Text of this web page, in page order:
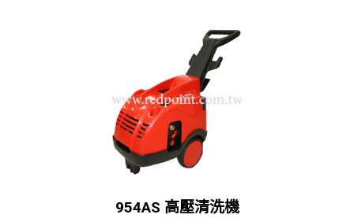
954AS 高壓清洗機